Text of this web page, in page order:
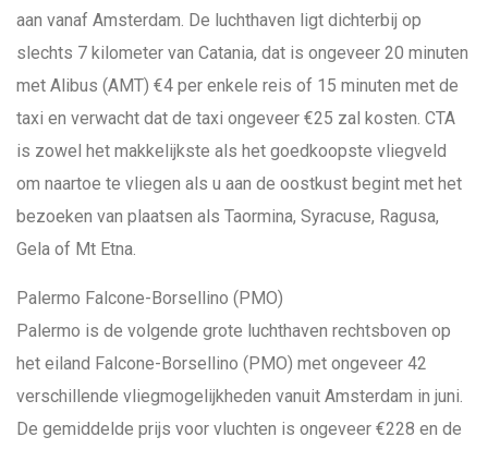
aan vanaf Amsterdam. De luchthaven ligt dichterbij op
slechts 7 kilometer van Catania, dat is ongeveer 20 minuten
met Alibus (AMT) €4 per enkele reis of 15 minuten met de
taxi en verwacht dat de taxi ongeveer €25 zal kosten. CTA
is zowel het makkelijkste als het goedkoopste vliegveld
om naartoe te vliegen als u aan de oostkust begint met het
bezoeken van plaatsen als Taormina, Syracuse, Ragusa,
Gela of Mt Etna.
Palermo Falcone-Borsellino (PMO)
Palermo is de volgende grote luchthaven rechtsboven op
het eiland Falcone-Borsellino (PMO) met ongeveer 42
verschillende vliegmogelijkheden vanuit Amsterdam in juni.
De gemiddelde prijs voor vluchten is ongeveer €228 en de